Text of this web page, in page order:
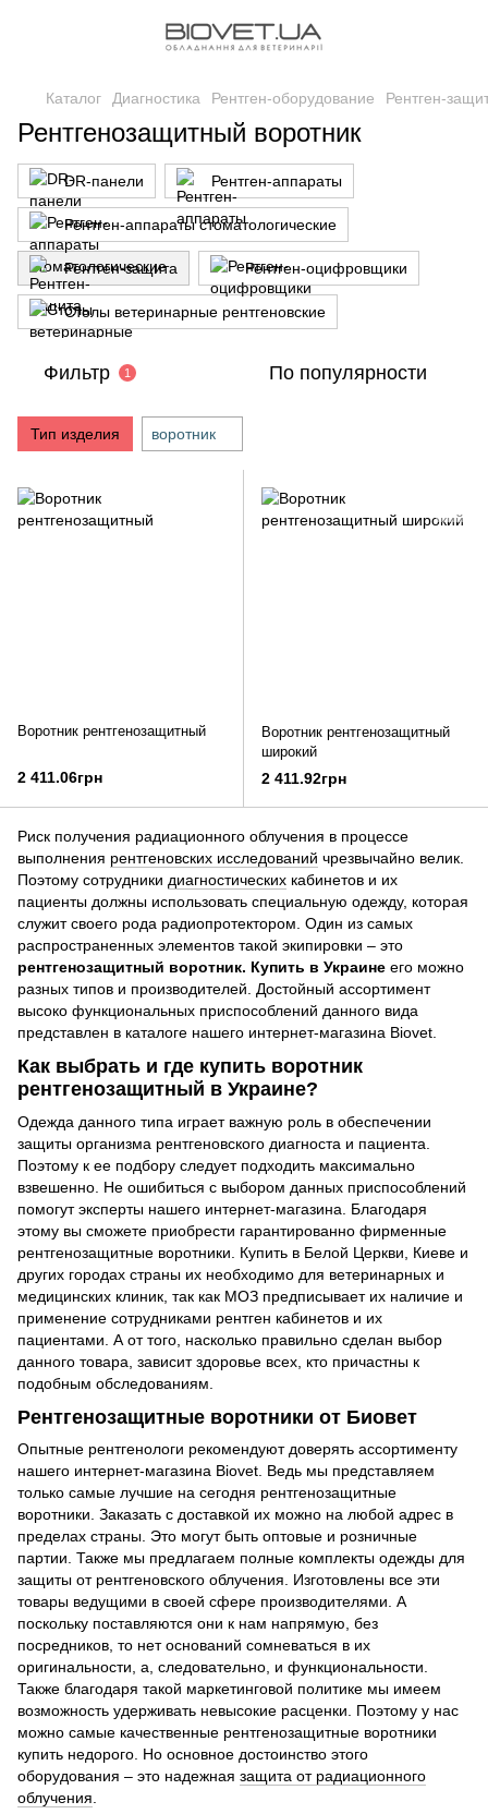
Каталог Диагностика Рентген-оборудование Рентген-
Рентгенозащитный воротник
DR-панели Рентген-аппараты
Рентген-аппараты стоматологические
Рентген-защита Рентген-оцифровщики
Столы ветеринарные рентгеновские
Фильтр 1 По популярности
Тип изделия воротник
Воротник рентгенозащитный
2 411.06грн
Воротник рентгенозащитный
широкий
2 411.92грн
Риск получения радиационного облучения в процессе
выполнения рентгеновских исследований чрезвычайно велик.
Поэтому сотрудники диагностических кабинетов и их
пациенты должны использовать специальную одежду, которая
служит своего рода радиопротектором. Один из самых
распространенных элементов такой экипировки – это
рентгенозащитный воротник. Купить в Украине его можно
разных типов и производителей. Достойный ассортимент
высоко функциональных приспособлений данного вида
представлен в каталоге нашего интернет-магазина Biovet.
Как выбрать и где купить воротник
рентгенозащитный в Украине?
Одежда данного типа играет важную роль в обеспечении
защиты организма рентгеновского диагноста и пациента.
Поэтому к ее подбору следует подходить максимально
взвешенно. Не ошибиться с выбором данных приспособлений
помогут эксперты нашего интернет-магазина. Благодаря
этому вы сможете приобрести гарантированно фирменные
рентгенозащитные воротники. Купить в Белой Церкви, Киеве и
других городах страны их необходимо для ветеринарных и
медицинских клиник, так как МОЗ предписывает их наличие и
применение сотрудниками рентген кабинетов и их
пациентами. А от того, насколько правильно сделан выбор
данного товара, зависит здоровье всех, кто причастны к
подобным обследованиям.
Рентгенозащитные воротники от Биовет
Опытные рентгенологи рекомендуют доверять ассортименту
нашего интернет-магазина Biovet. Ведь мы представляем
только самые лучшие на сегодня рентгенозащитные
воротники. Заказать с доставкой их можно на любой адрес в
пределах страны. Это могут быть оптовые и розничные
партии. Также мы предлагаем полные комплекты одежды для
защиты от рентгеновского облучения. Изготовлены все эти
товары ведущими в своей сфере производителями. А
поскольку поставляются они к нам напрямую, без
посредников, то нет оснований сомневаться в их
оригинальности, а, следовательно, и функциональности.
Также благодаря такой маркетинговой политике мы имеем
возможность удерживать невысокие расценки. Поэтому у нас
можно самые качественные рентгенозащитные воротники
купить недорого. Но основное достоинство этого
оборудования – это надежная защита от радиационного
облучения.